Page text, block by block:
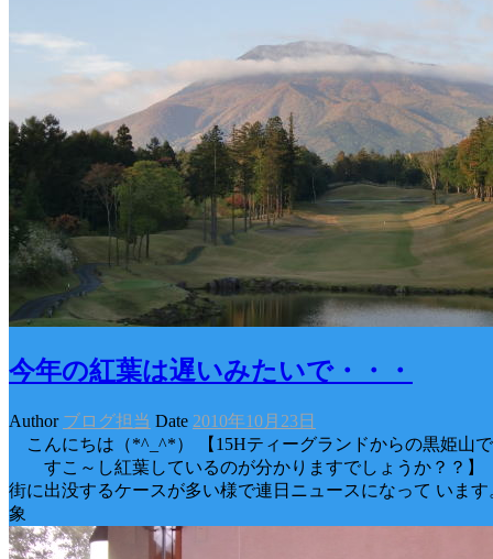
今年の紅葉は遅いみたいで・・・
Author ブログ担当 Date 2010年10月23日
こんにちは（*^_^*） 【15Hティーグランドからの黒姫山
すこ～し紅葉しているのが分かりますでしょうか？？
街に出没するケースが多い様で連日ニュースになって いま
象